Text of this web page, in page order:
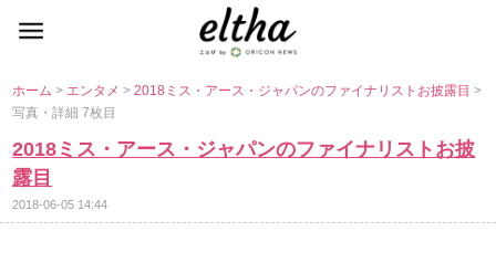
ホーム> エンタメ>2018ミス・アース・ジャパンのファイナリストお披露目>
写真・詳細 7枚目
2018ミス・アース・ジャパンのファイナリストお披
露目
2018-06-05 14:44